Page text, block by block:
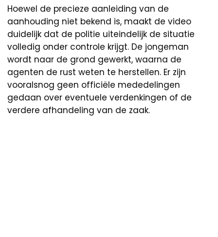
Hoewel de precieze aanleiding van de
aanhouding niet bekend is, maakt de video
duidelijk dat de politie uiteindelijk de situatie
volledig onder controle krijgt. De jongeman
wordt naar de grond gewerkt, waarna de
agenten de rust weten te herstellen. Er zijn
vooralsnog geen officiële mededelingen
gedaan over eventuele verdenkingen of de
verdere afhandeling van de zaak.